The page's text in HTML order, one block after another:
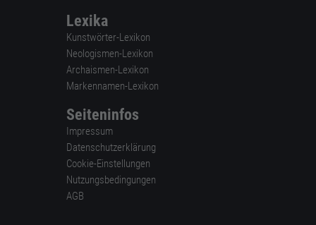
Lexika
Kunstwörter-Lexikon
Neologismen-Lexikon
Archaismen-Lexikon
Markennamen-Lexikon
Seiteninfos
Impressum
Datenschutzerklärung
Cookie-Einstellungen
Nutzungsbedingungen
AGB